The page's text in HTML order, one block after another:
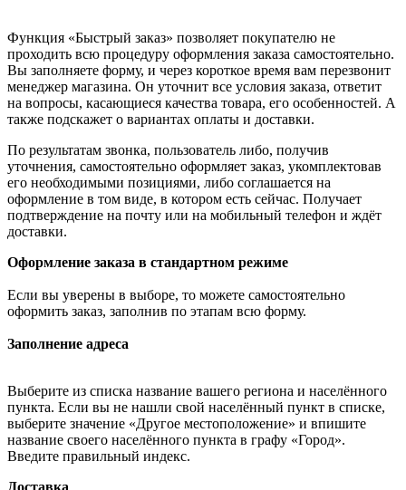
Функция «Быстрый заказ» позволяет покупателю не
проходить всю процедуру оформления заказа самостоятельно.
Вы заполняете форму, и через короткое время вам перезвонит
менеджер магазина. Он уточнит все условия заказа, ответит
на вопросы, касающиеся качества товара, его особенностей. А
также подскажет о вариантах оплаты и доставки.
По результатам звонка, пользователь либо, получив
уточнения, самостоятельно оформляет заказ, укомплектовав
его необходимыми позициями, либо соглашается на
оформление в том виде, в котором есть сейчас. Получает
подтверждение на почту или на мобильный телефон и ждёт
доставки.
Оформление заказа в стандартном режиме
Если вы уверены в выборе, то можете самостоятельно
оформить заказ, заполнив по этапам всю форму.
Заполнение адреса
Выберите из списка название вашего региона и населённого
пункта. Если вы не нашли свой населённый пункт в списке,
выберите значение «Другое местоположение» и впишите
название своего населённого пункта в графу «Город».
Введите правильный индекс.